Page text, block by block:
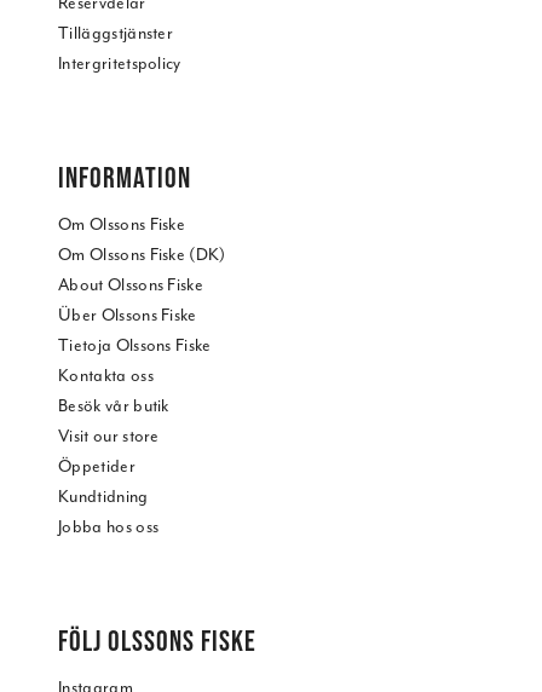
Tilläggstjänster
Intergritetspolicy
INFORMATION
Om Olssons Fiske
Om Olssons Fiske (DK)
About Olssons Fiske
Über Olssons Fiske
Tietoja Olssons Fiske
Kontakta oss
Besök vår butik
Visit our store
Öppetider
Kundtidning
Jobba hos oss
FÖLJ OLSSONS FISKE
Instagram